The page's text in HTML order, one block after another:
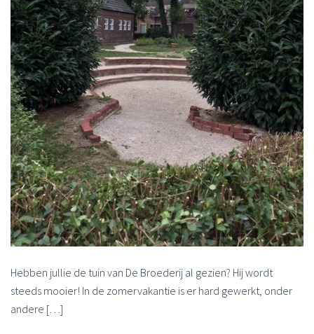
Hebben jullie de tuin van De Broederij al gezien? Hij wordt
steeds mooier! In de zomervakantie is er hard gewerkt, onder
andere […]